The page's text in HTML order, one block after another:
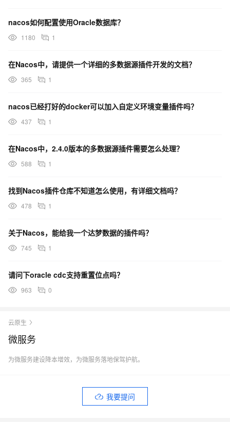
nacos如何配置使用Oracle数据库？
1180 1
在Nacos中，请提供一个详细的多数据源插件开发的文档？
365 1
nacos已经打好的docker可以加入自定义环境变量插件吗？
437 1
在Nacos中，2.4.0版本的多数据源插件需要怎么处理？
588 1
找到Nacos插件仓库不知道怎么使用，有详细文档吗？
478 1
关于Nacos，能给我一个达梦数据的插件吗？
745 1
请问下oracle cdc支持重置位点吗？
963 0
云原生
微服务
为微服务建设降本增效，为微服务落地保驾护航。
我要提问